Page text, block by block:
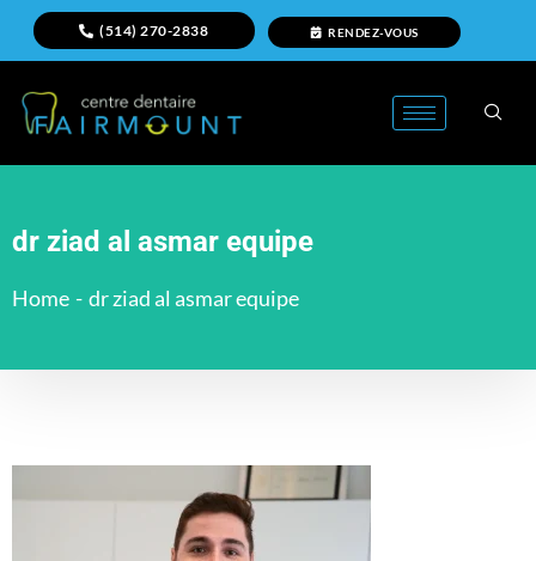
(514) 270-2838 RENDEZ-VOUS
dr ziad al asmar equipe
Home - dr ziad al asmar equipe